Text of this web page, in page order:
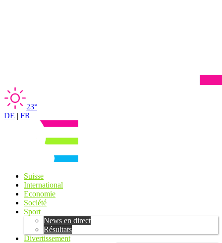
23°
DE | FR
Suisse
International
Economie
Société
Sport
News en direct
Résultats
Divertissement